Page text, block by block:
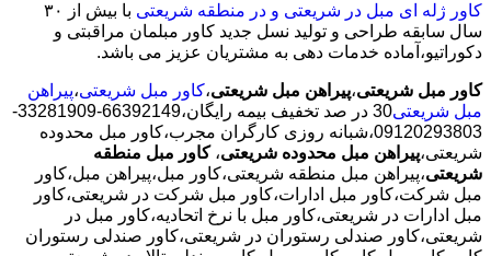
کاور ژله ای مبل در شریعتی و در منطقه شریعتی
با بیش از ٣٠
سال سابقه طراحی و تولید نسل جدید کاور مبلمان مراقبتی و
دکوراتیو،آماده خدمات دهی به مشتریان عزیز می باشد.
کاور مبل شریعتی،پیراهن مبل شریعتی،کاور مبل شریعتی،پیراهن
مبل شریعتی
30 در صد تخفیف بیمه رایگان،66392149-33281909-
09120293803،شبانه روزی کارگران مجرب،کاور مبل محدوده
شریعتی،پیراهن مبل محدوده شریعتی، کاور مبل منطقه
شریعتی،پیراهن مبل منطقه شریعتی،کاور مبل،پیراهن مبل،کاور
مبل شرکت،کاور مبل ادارات،کاور مبل شرکت در شریعتی،کاور
مبل ادارات در شریعتی،کاور مبل با نرخ اتحادیه،کاور مبل در
شریعتی،کاور صندلی رستوران در شریعتی،کاور صندلی رستوران